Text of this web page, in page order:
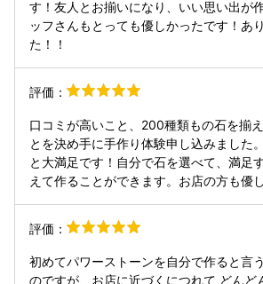
す！友人とお揃いになり、いい思い出が
ッフさんもとっても優しかったです！あ
た！！
評価：
口コミが高いこと、200種類もの石を揃
とを決め手に手作り体験申し込みました
と大満足です！自分で石を選べて、満足
えて作ることができます。お店の方も優
うございました。
評価：
初めてパワーストーンを自分で作ると言
のですが、お店に近づくにつれて どんど